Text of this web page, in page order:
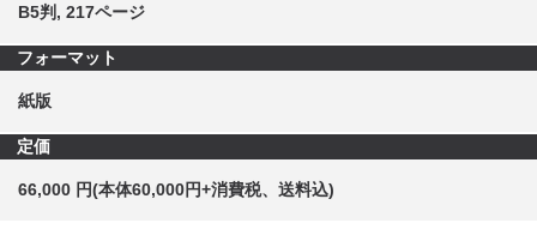
B5判, 217ページ
フォーマット
紙版
定価
66,000 円(本体60,000円+消費税、送料込)